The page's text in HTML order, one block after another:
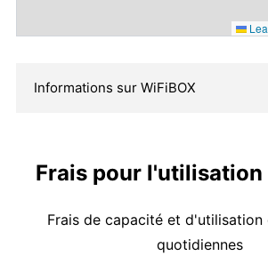
Informations sur WiFiBOX
Frais pour l'utilisation
Frais de capacité et d'utilisation
quotidiennes